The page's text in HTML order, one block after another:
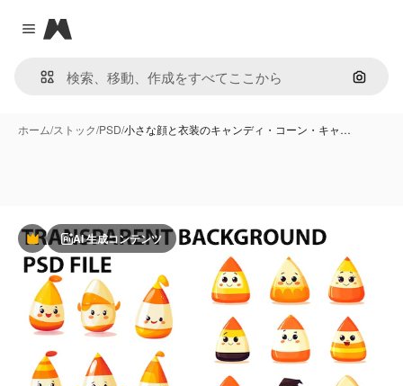
Close menu
Magnific
画像で
ホーム/ストック/PSD/小さな顔と衣装のキャンディ・コーン・キャ…
PremiumAI 生成コンテンツ